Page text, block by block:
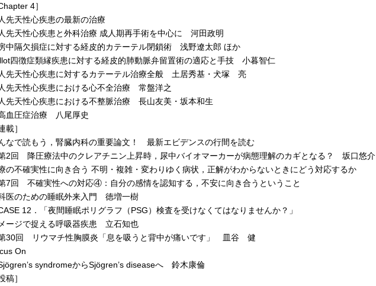
4］
先天性心疾患の最新の治療
先天性心疾患と外科治療 成人期再手術を中心に 河田政明
中隔欠損症に対する経皮的カテーテル閉鎖術 浅野遼太郎 ほか
四徴症類縁疾患に対する経皮的肺動脈弁留置術の適応と手技 小暮智仁
先天性心疾患に対するカテーテル治療全般 土居秀基・犬塚 亮
先天性心疾患における心不全治療 常盤洋之
先天性心疾患における不整脈治療 長山友美・坂本和生
血圧症治療 八尾厚史
載］
なで読もう，腎臓内科の重要論文！ 最新エビデンスの行間を読む
2回 降圧療法中のクレアチニン上昇時，尿中バイオマーカーが病態理解のカギとなる？ 坂口悠介
の不確実性に向き合う 不明・複雑・変わりゆく病状，正解がわからないときにどう対応するか
7回 不確実性への対応④：自分の感情を認知する，不安に向き合うということ
医のための睡眠外来入門 徳増一樹
12．「夜間睡眠ポリグラフ（PSG）検査を受けなくてはなりませんか？」
ージで捉える呼吸器疾患 立石知也
30回 リウマチ性胸膜炎「息を吸うと背中が痛いです」 皿谷 健
On
syndromeからSjögren’s diseaseへ 鈴木康倫
稿］